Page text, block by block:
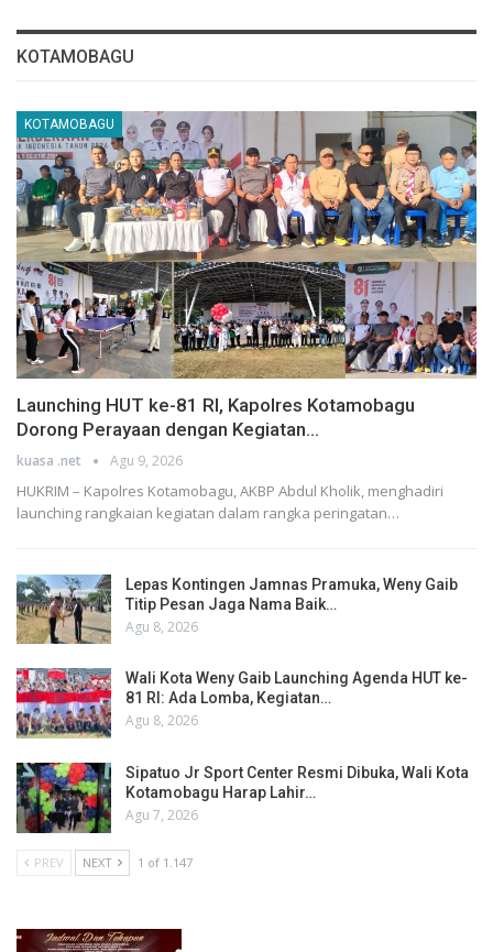
KOTAMOBAGU
KOTAMOBAGU
Launching HUT ke-81 RI, Kapolres Kotamobagu
Dorong Perayaan dengan Kegiatan…
kuasa .net Agu 9, 2026
HUKRIM – Kapolres Kotamobagu, AKBP Abdul Kholik, menghadiri
launching rangkaian kegiatan dalam rangka peringatan…
Lepas Kontingen Jamnas Pramuka, Weny Gaib
Titip Pesan Jaga Nama Baik…
Agu 8, 2026
Wali Kota Weny Gaib Launching Agenda HUT ke-
81 RI: Ada Lomba, Kegiatan…
Agu 8, 2026
Sipatuo Jr Sport Center Resmi Dibuka, Wali Kota
Kotamobagu Harap Lahir…
Agu 7, 2026
PREV NEXT 1 of 1.147